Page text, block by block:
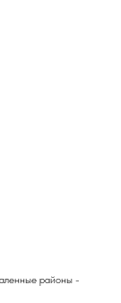
районы -